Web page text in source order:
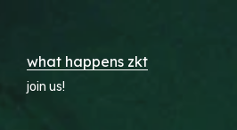
what happens zkt
join us!